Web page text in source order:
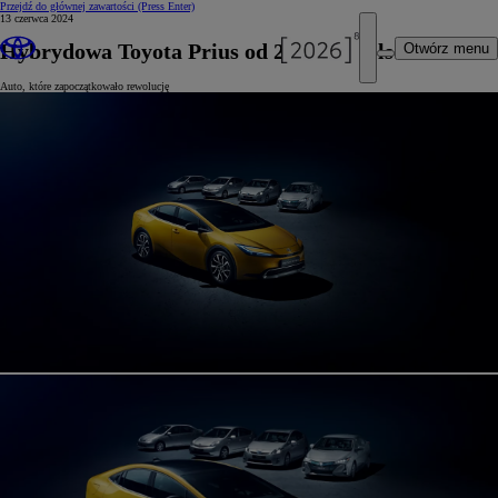
Przejdź do głównej zawartości (Press Enter)
Otwórz menu
13 czerwca 2024
Hybrydowa Toyota Prius od 20 lat w Polsce
Auto, które zapoczątkowało rewolucję